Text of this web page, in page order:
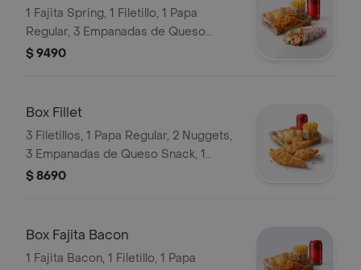
1 Fajita Spring, 1 Filetillo, 1 Papa
Regular, 3 Empanadas de Queso
Snack, 1 Bebida en Lata
$ 9490
Box Fillet
3 Filetillos, 1 Papa Regular, 2 Nuggets,
3 Empanadas de Queso Snack, 1
Bebida en Lata
$ 8690
Box Fajita Bacon
1 Fajita Bacon, 1 Filetillo, 1 Papa